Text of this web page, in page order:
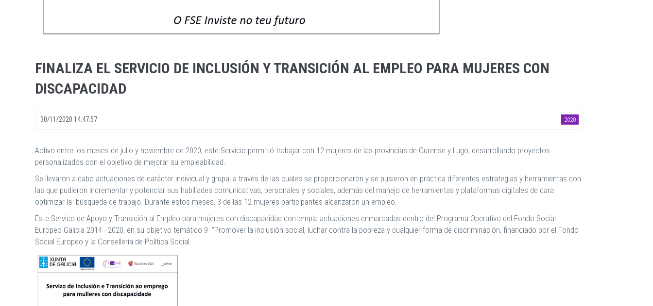
FINALIZA EL SERVICIO DE INCLUSIÓN Y TRANSICIÓN AL EMPLEO PARA MUJERES CON
DISCAPACIDAD
30/11/2020 14:47:57 2020
Activo entre los meses de julio y noviembre de 2020, este Servicio permitió trabajar con 12 mujeres de las provincias de Ourense y Lugo, desarrollando proyectos
personalizados con el objetivo de mejorar su empleabilidad.
Se llevaron a cabo actuaciones de carácter individual y grupal a través de las cuales se proporcionaron y se pusieron en práctica diferentes estrategias y herramientas con
las que pudieron incrementar y potenciar sus habiliades comunicativas, personales y sociales, además del manejo de herramientas y plataformas digitales de cara
optimizar la búsqueda de trabajo. Durante estos meses, 3 de las 12 mujeres participantes alcanzaron un empleo.
Este Servico de Apoyo y Transición al Empleo para mujeres con discapacidad contempla actuaciones enmarcadas dentro del Programa Operativo del Fondo Social
Europeo Galicia 2014 - 2020, en su objetivo temático 9 "Promover la inclusión social, luchar contra la pobreza y cualquier forma de discriminación, financiado por el Fondo
Social Europeo y la Consellería de Política Social.